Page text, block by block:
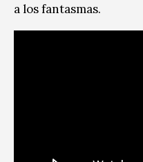
a los fantasmas.